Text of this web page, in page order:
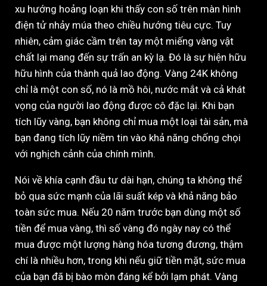
xu hướng hoảng loạn khi thấy con số trên màn hình
điện tử nhảy múa theo chiều hướng tiêu cực. Tuy
nhiên, cảm giác cầm trên tay một miếng vàng vật
chất lại mang đến sự trấn an kỳ lạ. Đó là sự hiện hữu
hữu hình của thành quả lao động. Vàng 24K không
chỉ là một con số, nó là mồ hôi, nước mắt và cả khát
vọng của người lao động được cô đặc lại. Khi bạn
tích lũy vàng, bạn không chỉ mua một loại tài sản, mà
bạn đang tích lũy niềm tin vào khả năng chống chọi
với nghịch cảnh của chính mình.
Nói về khía cạnh đầu tư dài hạn, chúng ta không thể
bỏ qua sức mạnh của lãi suất kép và khả năng bảo
toàn sức mua. Nếu 20 năm trước bạn dùng một số
tiền để mua vàng, thì số vàng đó ngày nay có thể
mua được một lượng hàng hóa tương đương, thậm
chí là nhiều hơn, trong khi nếu giữ tiền mặt, sức mua
của bạn đã bị bào mòn đáng kể bởi lạm phát. Vàng